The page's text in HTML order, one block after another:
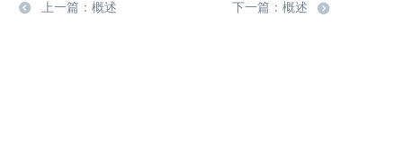
上一篇：概述 下一篇：概述